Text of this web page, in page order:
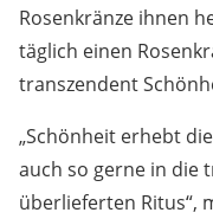
Rosenkränze ihnen
täglich einen
transzendent
„Schönheit erhebt
auch so gerne in die
überlieferten Ritus“,